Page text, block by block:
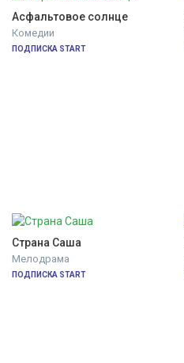
Асфальтовое солнце
Комедии
ПОДПИСКА START
Страна Саша
Мелодрама
ПОДПИСКА START